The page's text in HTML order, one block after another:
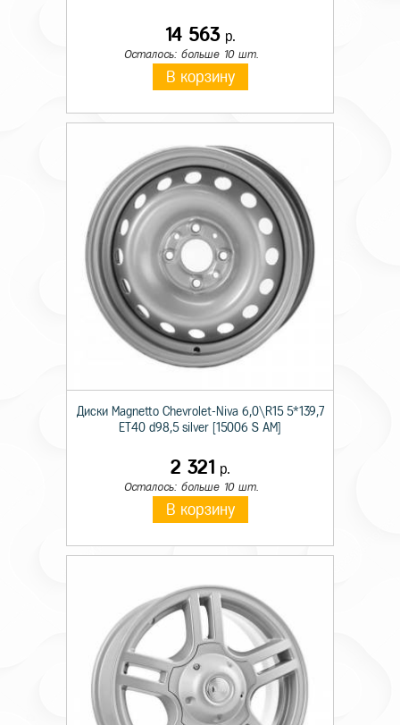
14 563р.
Осталось: больше 10 шт.
В корзину
Диски Magnetto Chevrolet-Niva 6,0\R15 5*139,7
ET40 d98,5 silver [15006 S AM]
2 321 р.
Осталось: больше 10 шт.
В корзину